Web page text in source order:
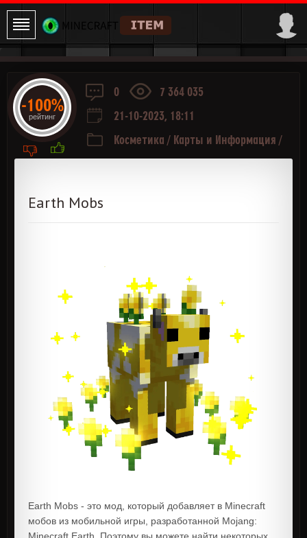
0
7 364 035
21-10-2023, 18:11
Косметика / Карты и Информация /
Earth Mobs
Earth Mobs - это мод, который добавляет в Minecraft
мобов из мобильной игры, разработанной Mojang:
-100%
рейтинг